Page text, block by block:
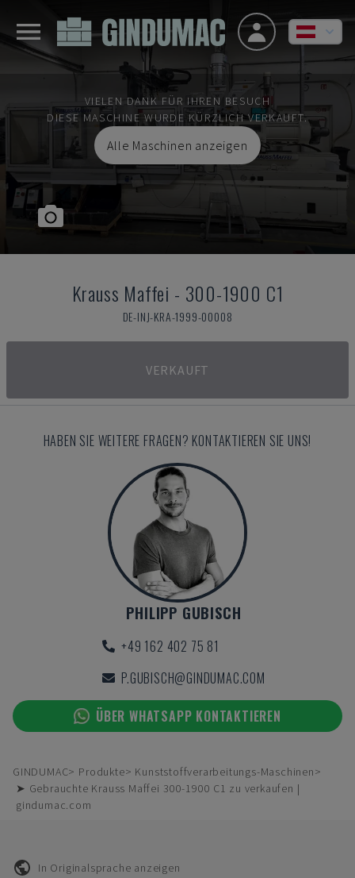
VIELEN DANK FÜR IHREN BESUCH
DIESE MASCHINE WURDE KÜRZLICH VERKAUFT.
Alle Maschinen anzeigen
Krauss Maffei - 300-1900 C1
DE-INJ-KRA-1999-00008
VERKAUFT
HABEN SIE WEITERE FRAGEN? KONTAKTIEREN SIE UNS!
PHILIPP GUBISCH
+49 162 402 75 81
P.GUBISCH@GINDUMAC.COM
ÜBER WHATSAPP KONTAKTIEREN
GINDUMAC Produkte
Kunststoffverarbeitungs-Maschinen
➤ Gebrauchte Krauss Maffei 300-1900 C1 zu verkaufen |
gindumac.com
In Originalsprache anzeigen